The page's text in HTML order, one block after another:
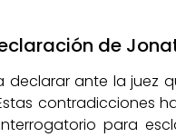
de
ante la juez
contradicciones
para